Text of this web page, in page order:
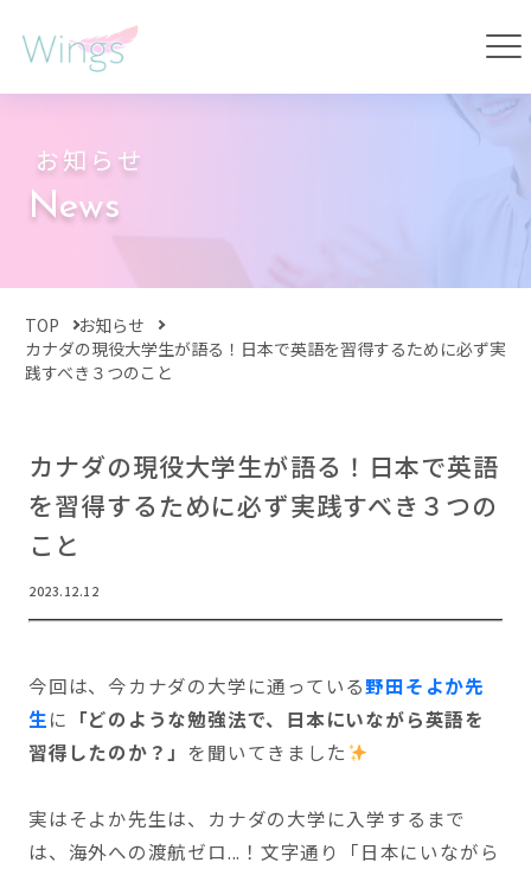
お知らせ
News
TOP
お知らせ
カナダの現役大学生が語る！日本で英語を習得するために必ず実
践すべき３つのこと
カナダの現役大学生が語る！日本で英語
を習得するために必ず実践すべき３つの
こと
2023.12.12
今回は、今カナダの大学に通っている野田そよか先
生に 「どのような勉強法で、日本にいながら英語を
習得したのか？」 を聞いてきました
実はそよか先生は、カナダの大学に入学するまで
は、海外への渡航ゼロ...！文字通り「日本にいながら